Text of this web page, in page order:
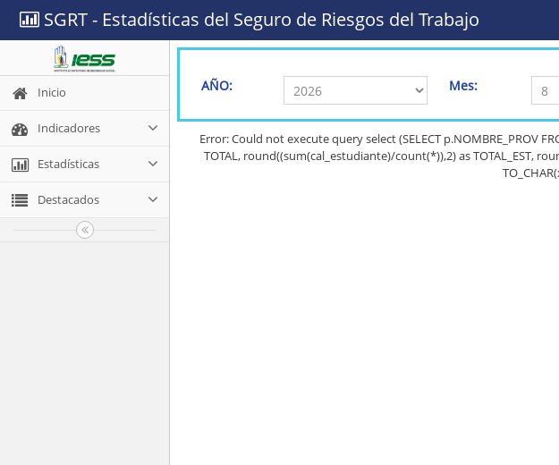
SGRT - Estadísticas del Seguro de Riesgos del Trabajo
Inicio
Indicadores
Estadísticas
Destacados
AÑO: Mes:
Error: Could not execute query select (SELECT p.NOMBRE_PROV
TOTAL, round((sum(cal_estudiante)/count(*)),2) as TOTAL_EST,